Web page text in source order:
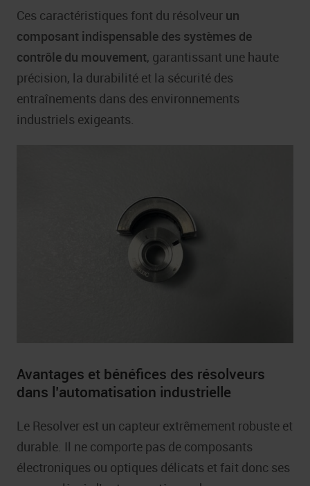
Ces caractéristiques font du résolveur un
composant indispensable des systèmes de
contrôle du mouvement, garantissant une haute
précision, la durabilité et la sécurité des
entraînements dans des environnements
industriels exigeants.
Avantages et bénéfices des résolveurs
dans l’automatisation industrielle
Le Resolver est un capteur extrêmement robuste et
durable. Il ne comporte pas de composants
électroniques ou optiques délicats et fait donc ses